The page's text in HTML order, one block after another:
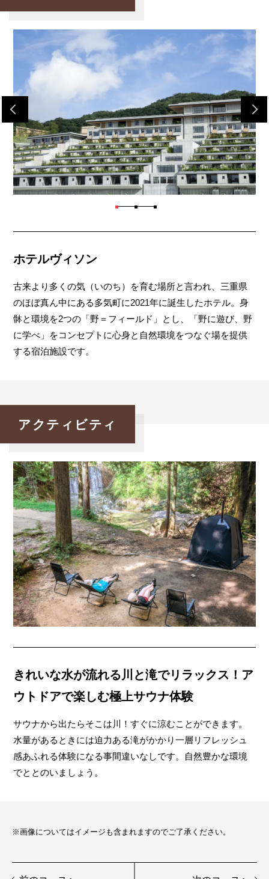
ホテルヴィソン
古来より多くの気（いのち）を育む場所と言われ、三重県
のほぼ真ん中にある多気町に2021年に誕生したホテル。身
骵と環境を2つの「野＝フィールド」とし、「野に遊び、野
に学べ」をコンセプトに心身と自然環境をつなぐ場を提供
する宿泊施設です。
アクティビティ
きれいな水が流れる川と滝でリラックス！ア
ウトドアで楽しむ極上サウナ体験
サウナから出たらそこは川！すぐに涼むことができます。
水量があるときには迫力ある滝がかかり一層リフレッシュ
感あふれる体験になる事間違いなしです。自然豊かな環境
でととのいましょう。
※画像についてはイメージも含まれますのでご了承ください。